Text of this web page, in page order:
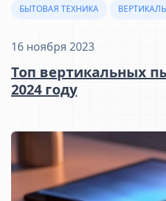
БЫТОВАЯ ТЕХНИКА
16 ноября 2023
Топ вертикальных
2024 году